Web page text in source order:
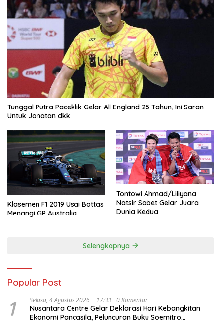
Tunggal Putra Paceklik Gelar All England 25 Tahun, Ini Saran
Untuk Jonatan dkk
Klasemen F1 2019 Usai Bottas
Menangi GP Australia
Tontowi Ahmad/Liliyana
Natsir Sabet Gelar Juara
Dunia Kedua
Selengkapnya
Popular Post
1 Selasa, 4 Agustus 2026 | 17:33 0 Komentar
Nusantara Centre Gelar Deklarasi Hari Kebangkitan
Ekonomi Pancasila, Peluncuran Buku Soemitro